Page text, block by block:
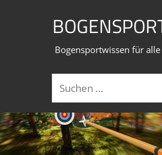
Bogensportwissen für
Suchen
nach: